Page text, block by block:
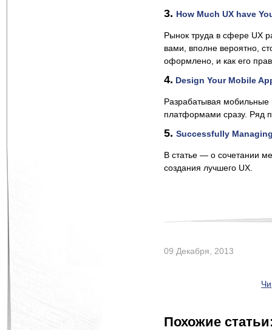
3. How Much UX have
Рынок труда в сфере UX
вами, вполне вероятно,
оформлено, и как его
4. Design Your Mobile
Разрабатывая мобильные
платформами сразу. Ряд
5. Successfully
В статье — о сочетании
создания лучшего UX.
09 Декабря, 2013
Похожие